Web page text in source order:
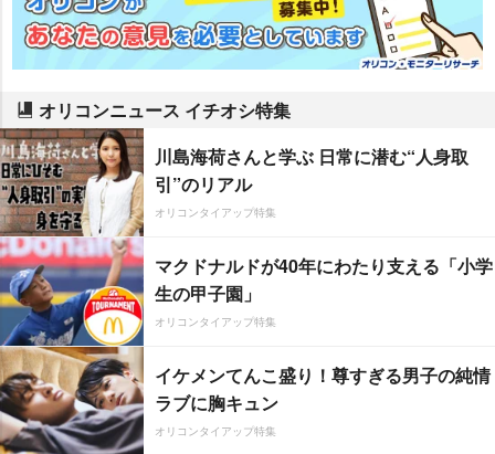
オリコンニュース イチオシ特集
川島海荷さんと学ぶ 日常に潜む“人身取
引”のリアル
オリコンタイアップ特集
マクドナルドが40年にわたり支える「小学
生の甲子園」
オリコンタイアップ特集
イケメンてんこ盛り！尊すぎる男子の純情
ラブに胸キュン
オリコンタイアップ特集